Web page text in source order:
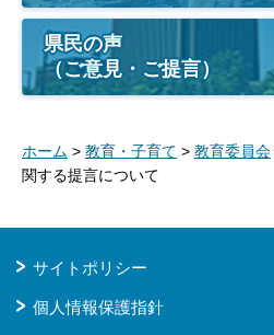
県民の声
（ご意見・ご提言）
ホーム > 教育・子育て > 教育委員会
関する提言について
サイトポリシー
個人情報保護指針